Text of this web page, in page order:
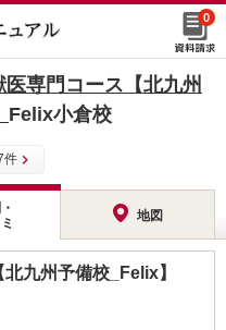
0
医専門コース【北九州
Felix小倉校
件
地図
九州予備校_Felix】